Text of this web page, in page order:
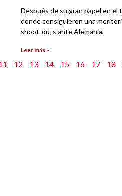
Después de su gran papel en
donde consiguieron una
shoot-outs ante Alemania,
Leer más »
12 13 14 15 16 17 18